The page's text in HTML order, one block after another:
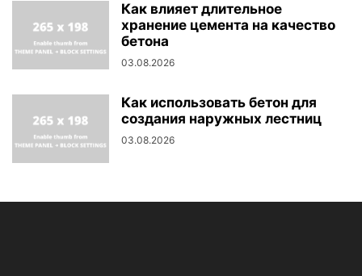
Как влияет длительное
хранение цемента на качество
бетона
03.08.2026
Как использовать бетон для
создания наружных лестниц
03.08.2026